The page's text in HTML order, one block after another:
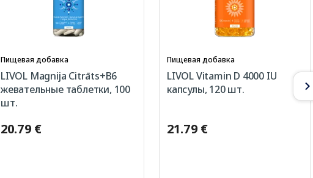
Пищевая добавка
LIVOL Magnija Citrāts+B6
жевательные таблетки, 100
шт.
20.79 €
Пищевая добавка
LIVOL Vitamin D 4000 IU
капсулы, 120 шт.
21.79 €